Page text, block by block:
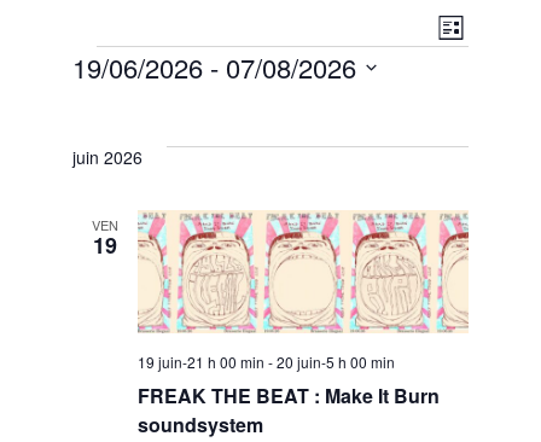
V
e
w
s
N
a
E
v
e
n
List
Events
19/06/2026 - 07/08/2026
juin 2026
VEN
19
FREAK THE BEAT : Make It Burn
soundsystem
19 juin-21 h 00 min -20 juin-5 h 00 min